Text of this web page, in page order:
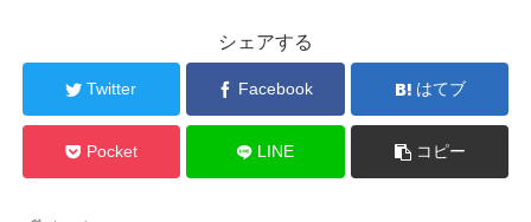
シェアする
Twitter Facebook はてブ
Pocket LINE コピー